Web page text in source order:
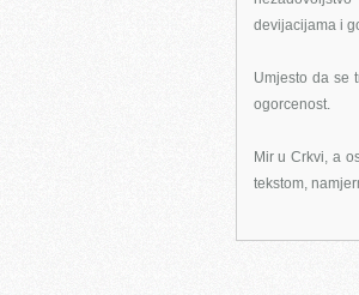
devijacijama i
Umjesto da se
ogorcenost.
Mir u Crkvi, a
tekstom,